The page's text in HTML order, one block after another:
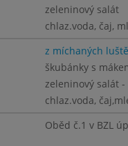
zeleninový salát
chlaz.voda, čaj,
z míchaných
škubánky s
zeleninový salát
chlaz.voda,
Oběd č.1 v BZL